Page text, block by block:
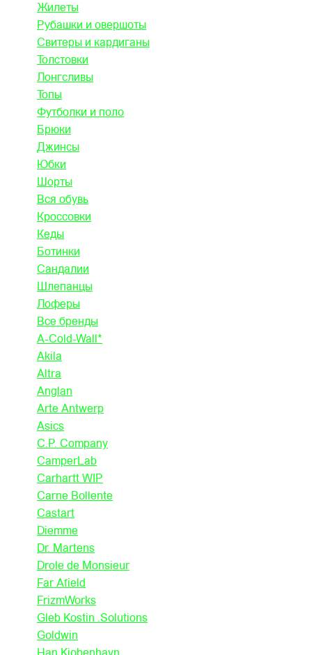
Жилеты
Рубашки и овершоты
Свитеры и кардиганы
Толстовки
Лонгсливы
Топы
Футболки и поло
Брюки
Джинсы
Юбки
Шорты
Вся обувь
Кроссовки
Кеды
Ботинки
Сандалии
Шлепанцы
Лоферы
Все бренды
A-Cold-Wall*
Akila
Altra
Anglan
Arte Antwerp
Asics
C.P. Company
CamperLab
Carhartt WIP
Carne Bollente
Castart
Diemme
Dr. Martens
Drole de Monsieur
Far Afield
FrizmWorks
Gleb Kostin .Solutions
Goldwin